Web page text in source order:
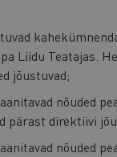
Liidu Teatajas.
jõustuvad;
nõuded
pärast direktiivi
nõuded